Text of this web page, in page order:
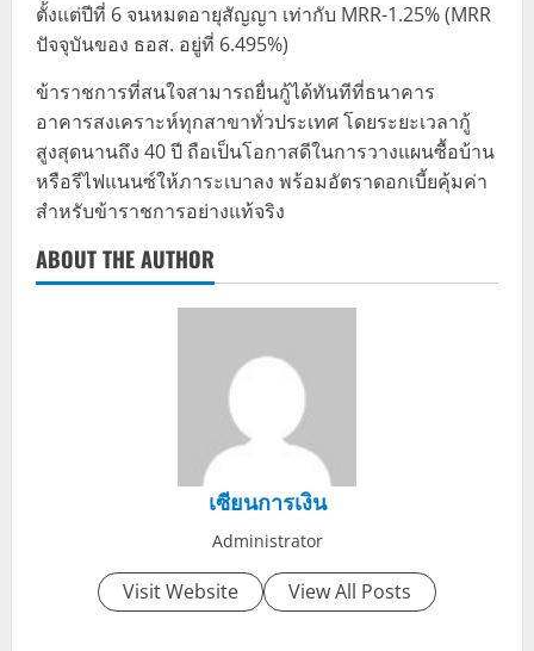
ตั้งแต่ปีที่ 6 จนหมดอายุสัญญา เท่ากับ MRR-1.25% (MRR
ปัจจุบันของ ธอส. อยู่ที่ 6.495%)
ข้าราชการที่สนใจสามารถยื่นกู้ได้ทันทีที่ธนาคาร
อาคารสงเคราะห์ทุกสาขาทั่วประเทศ โดยระยะเวลากู้
สูงสุดนานถึง 40 ปี ถือเป็นโอกาสดีในการวางแผนซื้อบ้าน
หรือรีไฟแนนซ์ให้ภาระเบาลง พร้อมอัตราดอกเบี้ยคุ้มค่า
สำหรับข้าราชการอย่างแท้จริง
ABOUT THE AUTHOR
เซียนการเงิน
Administrator
Visit Website View All Posts